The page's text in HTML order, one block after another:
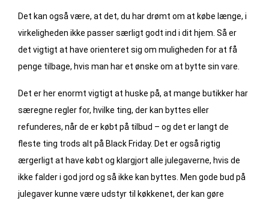
Det kan også være, at det, du har drømt om at købe længe, i
virkeligheden ikke passer særligt godt ind i dit hjem. Så er
det vigtigt at have orienteret sig om muligheden for at få
penge tilbage, hvis man har et ønske om at bytte sin vare.
Det er her enormt vigtigt at huske på, at mange butikker har
særegne regler for, hvilke ting, der kan byttes eller
refunderes, når de er købt på tilbud – og det er langt de
fleste ting trods alt på Black Friday. Det er også rigtig
ærgerligt at have købt og klargjort alle julegaverne, hvis de
ikke falder i god jord og så ikke kan byttes. Men gode bud på
julegaver kunne være udstyr til køkkenet, der kan gøre